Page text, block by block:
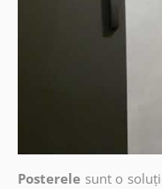
Posterele sunt o